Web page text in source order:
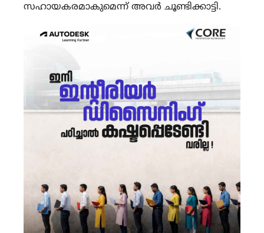
സഹായകരമാകുമെന്ന് അവർ ചൂണ്ടിക്കാട്ടി.